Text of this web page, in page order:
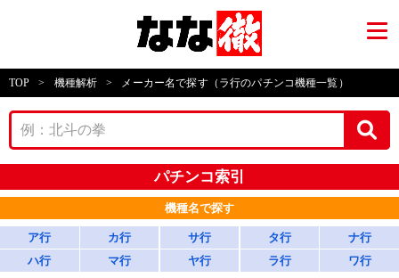
TOP > 機種解析 > メーカー名で探す（ラ行のパチンコ機種一覧）
パチンコ索引
機種名で探す
ア行 カ行 サ行 タ行
ナ行
ハ行
マ行 ヤ行 ラ行 ワ行